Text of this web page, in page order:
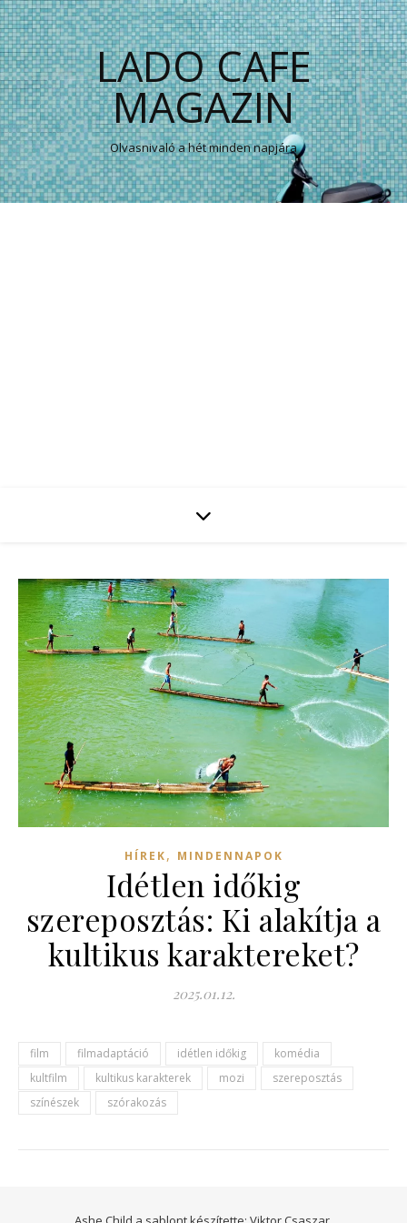
LADO CAFE
MAGAZIN
Olvasnivaló a hét minden napjára
HÍREK, MINDENNAPOK
Idétlen időkig
szereposztás: Ki alakítja a
kultikus karaktereket?
2025.01.12.
film filmadaptáció idétlen időkig
komédia
kultfilm
kultikus karakterek mozi
szereposztás
színészek
szórakozás